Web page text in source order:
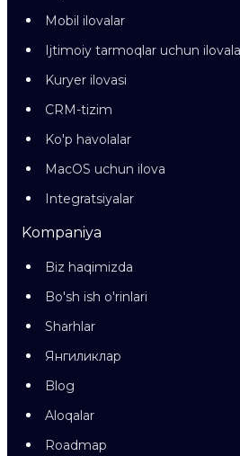
Mobil ilovalar
Ijtimoiy tarmoqlar uchun
Kuryer ilovasi
CRM-tizim
Ko'p havolalar
MacOS uchun ilova
Integratsiyalar
Kompaniya
Biz haqimizda
Bo'sh ish o'rinlari
Sharhlar
Янгиликлар
Blog
Aloqalar
Roadmap